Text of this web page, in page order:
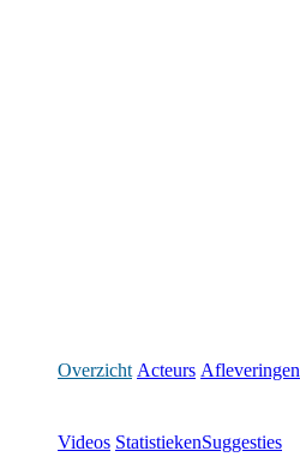
Overzicht Acteurs Afleveringen
Videos StatistiekenSuggesties